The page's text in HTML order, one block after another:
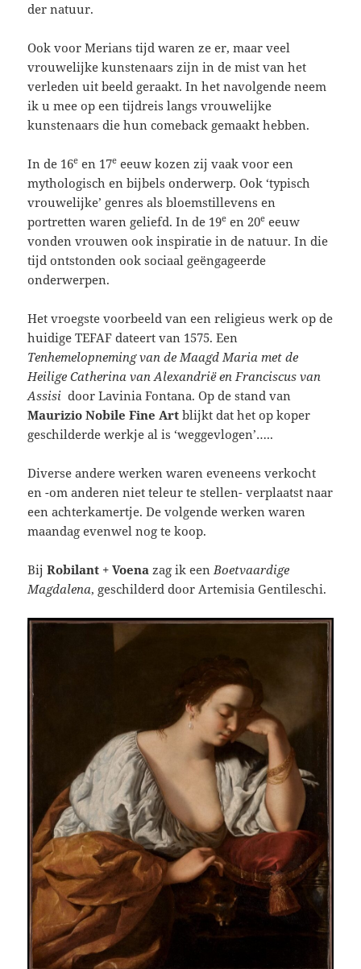
der natuur.
Ook voor Merians tijd waren ze er, maar veel
vrouwelijke kunstenaars zijn in de mist van het
verleden uit beeld geraakt. In het navolgende neem
ik u mee op een tijdreis langs vrouwelijke
kunstenaars die hun comeback gemaakt hebben.
In de 16e en 17e eeuw kozen zij vaak voor een
mythologisch en bijbels onderwerp. Ook ‘typisch
vrouwelijke’ genres als bloemstillevens en
portretten waren geliefd. In de 19e en 20e eeuw
vonden vrouwen ook inspiratie in de natuur. In die
tijd ontstonden ook sociaal geëngageerde
onderwerpen.
Het vroegste voorbeeld van een religieus werk op de
huidige TEFAF dateert van 1575. Een
Tenhemelopneming van de Maagd Maria met de
Heilige Catherina van Alexandrië en Franciscus van
Assisi door Lavinia Fontana. Op de stand van
Maurizio Nobile Fine Art blijkt dat het op koper
geschilderde werkje al is ‘weggevlogen’…..
Diverse andere werken waren eveneens verkocht
en -om anderen niet teleur te stellen- verplaatst naar
een achterkamertje. De volgende werken waren
maandag evenwel nog te koop.
BijRobilant + Voenazag ik eenBoetvaardige
Magdalena, geschilderd door Artemisia Gentileschi.